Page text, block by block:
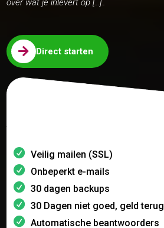
over wat je inlevert op […]..
 Direct starten
Veilig mailen (SSL)
Onbeperkt e-mails
30 dagen backups
30 Dagen niet goed, geld terug
Automatische beantwoorders